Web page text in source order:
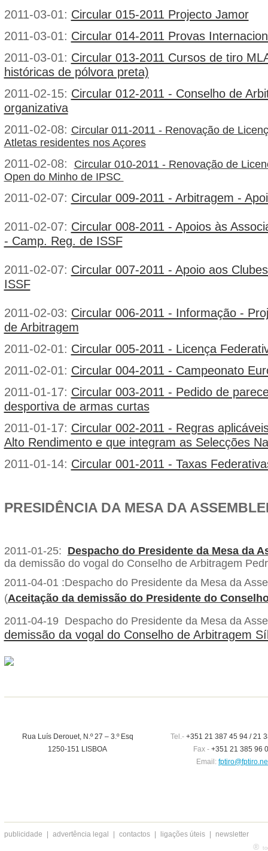
2011-03-01: Circular 015-2011 Projecto Jamor
2011-03-01: Circular 014-2011 Provas
2011-03-01: Circular 013-2011 Cursos de tiro
históricas de pólvora preta)
2011-02-15: Circular 012-2011 - Conselho de
organizativa
2011-02-08: Circular 011-2011 - Renovação de
Atletas residentes nos Açores
2011-02-08:
Circular 010-2011 - Renovação de
Open do Minho de IPSC
2011-02-07: Circular 009-2011 - Arbitragem -
2011-02-07: Circular 008-2011 - Apoios às
- Camp. Reg. de ISSF
2011-02-07: Circular 007-2011 - Apoio aos
ISSF
2011-02-03: Circular 006-2011 - Informação -
de Arbitragem
2011-02-01: Circular 005-2011 - Licença
2011-02-01: Circular 004-2011 - Campeonato
2011-01-17: Circular 003-2011 - Pedido de
desportiva de armas curtas
2011-01-17: Circular 002-2011 - Regras
Alto Rendimento e que integram as Selecções
2011-01-14: Circular 001-2011 - Taxas
PRESIDÊNCIA DA MESA DA
2011-01-25: Despacho do Presidente da Mesa da
da demissão do vogal do Conselho de Arbitragem
2011-04-01 :Despacho do Presidente da Mesa da
(Aceitação da demissão do Presidente do
2011-04-19 Despacho do Presidente da Mesa da
demissão da vogal do Conselho de Arbitragem
Rua Luís Derouet, N.º 27 – 3.º Esq
1250-151 LISBOA
Tel.-+351 21 387 45 94 / 21
Fax - +351 21 385 96
Email:
publicidade advertência legal contactos ligações úteis newsletter
®